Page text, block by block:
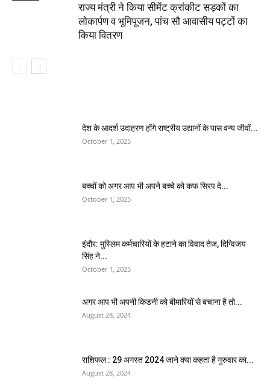
राज्य मंत्री ने किया सीमेंट क्रांकीट सड़कों का
लोकार्पण व भूमिपूजन, पांच सौ आवासीय पट्टों का
किया वितरण
देश के आदर्श उदाहरण होंगे राष्ट्रीय उद्यानों के पास वन्य जीवों...
October 1, 2025
बच्चों को अगर आप भी अपने बच्चे को कफ सिरप दे...
October 1, 2025
इंदौर: मुस्लिम कर्मचारियों के हटाने का विवाद तेज, दिग्विजय
सिंह ने...
October 1, 2025
अगर आप भी अपनी किडनी को बीमारियों से बचाना है तो...
August 28, 2024
राशिफल : 29 अगस्त 2024 जाने क्या कहता है गुरुवार का...
August 28, 2024